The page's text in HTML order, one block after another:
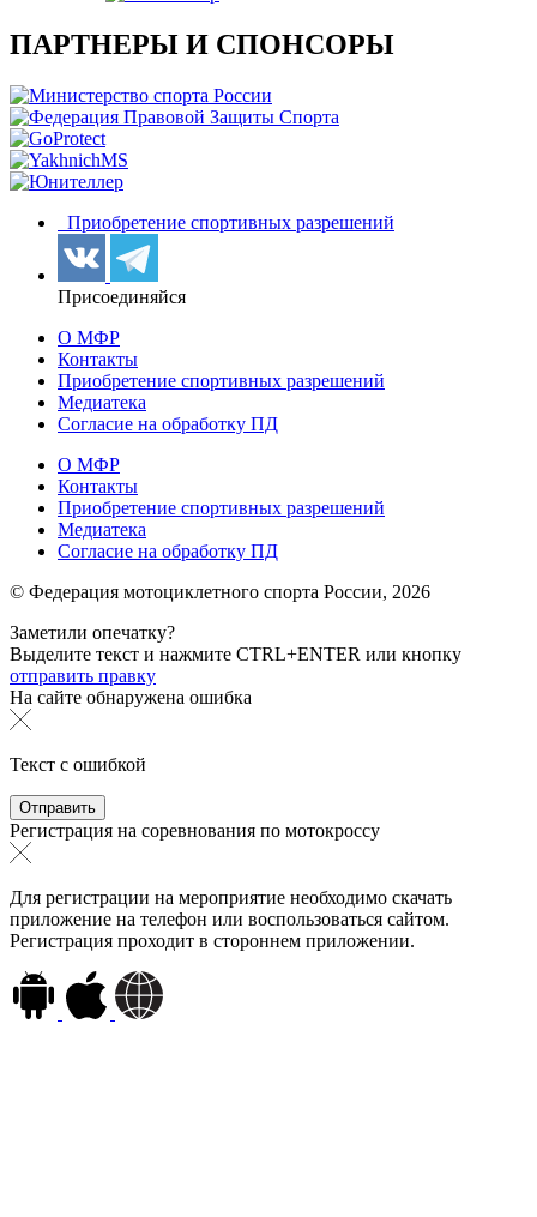
ПАРТНЕРЫ И СПОНСОРЫ
Приобретение спортивных разрешений
Присоединяйся
О МФР
Контакты
Приобретение спортивных разрешений
Медиатека
Согласие на обработку ПД
О МФР
Контакты
Приобретение спортивных разрешений
Медиатека
Согласие на обработку ПД
© Федерация мотоциклетного спорта России, 2026
Заметили опечатку?
Выделите текст и нажмите CTRL+ENTER или кнопку
отправить правку
На сайте обнаружена ошибка
Текст с ошибкой
Регистрация на соревнования по мотокроссу
Для регистрации на мероприятие необходимо скачать
приложение на телефон или воспользоваться сайтом.
Регистрация проходит в стороннем приложении.